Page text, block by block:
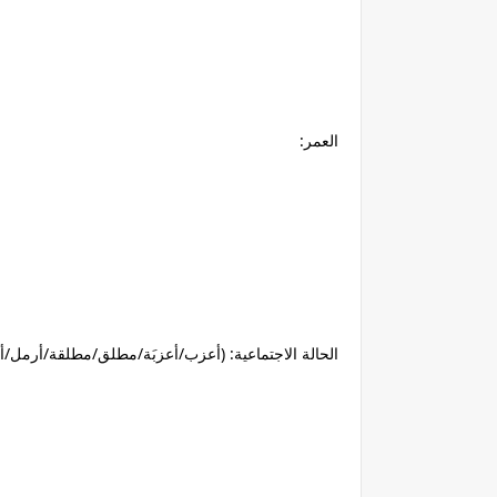
العمر:
الحالة الاجتماعية: (أعزب/أعزبَة/مطلق/مطلقة/أرمل/